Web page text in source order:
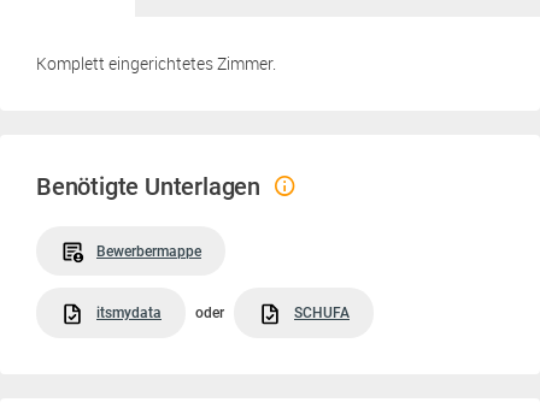
Komplett eingerichtetes Zimmer.
Benötigte Unterlagen
Bewerbermappe
itsmydata oder SCHUFA